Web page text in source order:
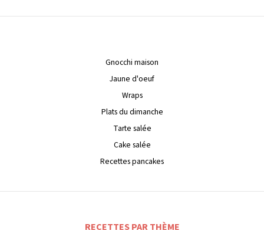
Gnocchi maison
Jaune d'oeuf
Wraps
Plats du dimanche
Tarte salée
Cake salée
Recettes pancakes
RECETTES PAR THÈME